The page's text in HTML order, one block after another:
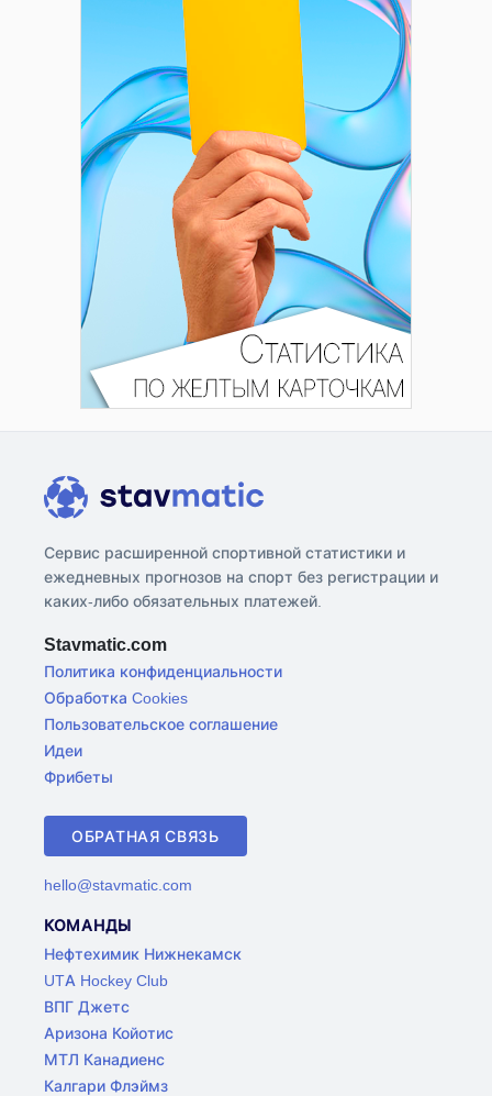
Сервис расширенной спортивной статистики и
ежедневных прогнозов на спорт без регистрации и
каких-либо обязательных платежей.
Stavmatic.com
Политика конфиденциальности
Обработка Cookies
Пользовательское соглашение
Идеи
Фрибеты
ОБРАТНАЯ СВЯЗЬ
hello@stavmatic.com
КОМАНДЫ
Нефтехимик Нижнекамск
UTA Hockey Club
ВПГ Джетс
Аризона Койотис
МТЛ Канадиенс
Калгари Флэймз